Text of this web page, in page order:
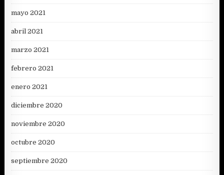
mayo 2021
abril 2021
marzo 2021
febrero 2021
enero 2021
diciembre 2020
noviembre 2020
octubre 2020
septiembre 2020